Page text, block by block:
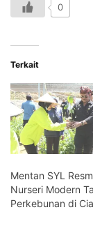
0
Terkait
Mentan SYL
Nurseri Modern
Perkebunan di